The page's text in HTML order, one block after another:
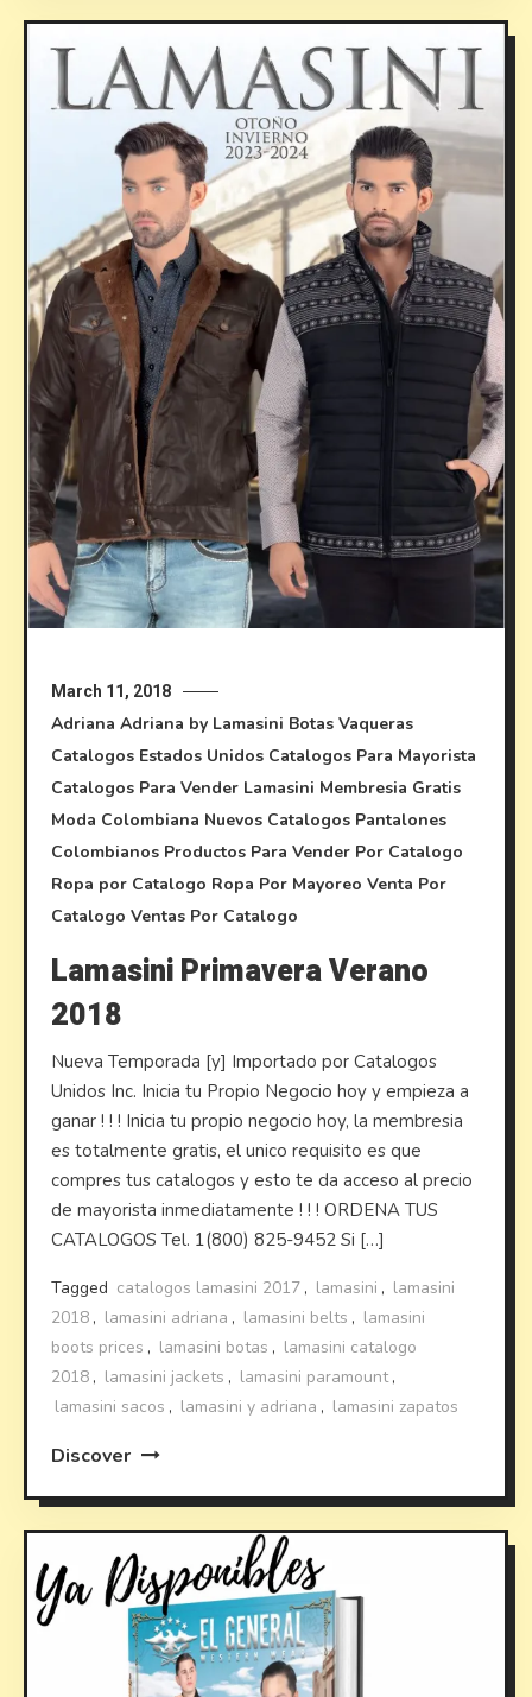
March 11, 2018
Adriana Adriana by Lamasini Botas Vaqueras
Catalogos Estados Unidos Catalogos Para Mayorista
Catalogos Para Vender Lamasini Membresia Gratis
Moda Colombiana Nuevos Catalogos Pantalones
Colombianos Productos Para Vender Por Catalogo
Ropa por Catalogo Ropa Por Mayoreo Venta Por
Catalogo Ventas Por Catalogo
Lamasini Primavera Verano
2018
Nueva Temporada [y] Importado por Catalogos
Unidos Inc. Inicia tu Propio Negocio hoy y empieza a
ganar ! ! ! Inicia tu propio negocio hoy, la membresia
es totalmente gratis, el unico requisito es que
compres tus catalogos y esto te da acceso al precio
de mayorista inmediatamente ! ! ! ORDENA TUS
CATALOGOS Tel. 1(800) 825-9452 Si […]
Tagged catalogos lamasini 2017 , lamasini , lamasini
2018 , lamasini adriana , lamasini belts , lamasini
boots prices , lamasini botas , lamasini catalogo
2018 , lamasini jackets , lamasini paramount,
lamasini sacos , lamasini y adriana , lamasini zapatos
Discover